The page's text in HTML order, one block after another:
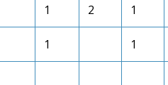
1 2 1
1 1